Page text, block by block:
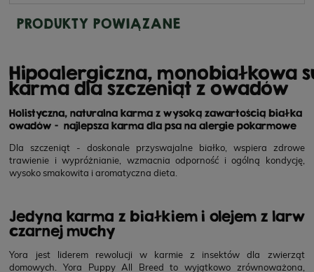
PRODUKTY POWIĄZANE
Hipoalergiczna, monobiałkowa
karma dla szczeniąt z owadów
Holistyczna, naturalna karma z wysoką zawartością białka
owadów - najlepsza karma dla psa na alergie pokarmowe
Dla szczeniąt - doskonale przyswajalne białko, wspiera zdrowe
trawienie i wypróżnianie, wzmacnia odporność i ogólną kondycję,
wysoko smakowita i aromatyczna dieta.
Jedyna karma z białkiem i olejem z larw
czarnej muchy
Yora jest liderem rewolucji w karmie z insektów dla zwierząt
domowych. Yora Puppy All Breed to wyjątkowo zrównoważona,